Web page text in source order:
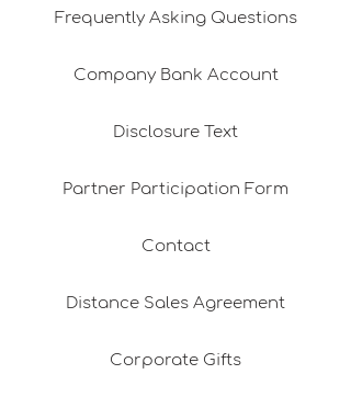
Frequently Asking Questions
Company Bank Account
Disclosure Text
Partner Participation Form
Contact
Distance Sales Agreement
Corporate Gifts